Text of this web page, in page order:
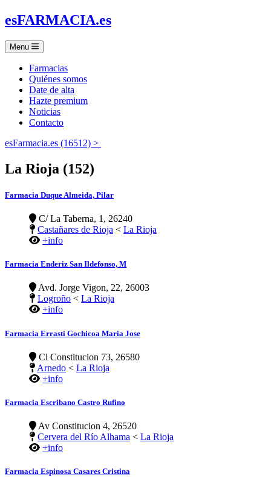
esFARMACIA.es
Menu
Farmacias
Quiénes somos
Date de alta
Hazte premium
Noticias
Contacto
esFarmacia.es (16512) >
La Rioja (152)
Farmacia Duque Almeida, Pilar
C/ La Taberna, 1, 26240
Castañares de Rioja < La Rioja
+info
Farmacia Enderiz San Ildefonso, M
Avd. Jorge Vigon, 22, 26003
Logroño < La Rioja
+info
Farmacia Errasti Gochicoa Maria Jose
Cl Constitucion 73, 26580
Arnedo < La Rioja
+info
Farmacia Escribano Castro Rufino
Av Constitucion 4, 26520
Cervera del Río Alhama < La Rioja
+info
Farmacia Espinosa Casares Cristina